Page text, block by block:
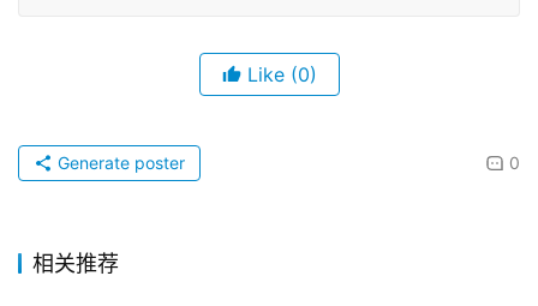
Like (0)
0
Generate poster
相关推荐